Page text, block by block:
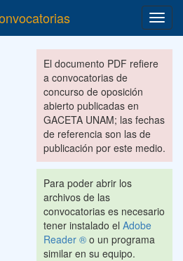
El documento PDF refiere
a convocatorias de
concurso de oposición
abierto publicadas en
GACETA UNAM; las fechas
de referencia son las de
publicación por este medio.
Para poder abrir los
archivos de las
convocatorias es necesario
tener instalado el Adobe
Reader ® o un programa
similar en su equipo.